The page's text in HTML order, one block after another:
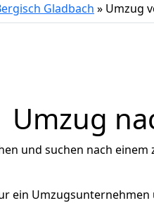
Gladbach » Umzug
Umzug
und suchen nach einem
ein